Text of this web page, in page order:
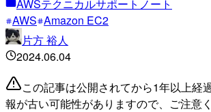
AWSテクニカルサポートノート
AWS Amazon EC2
片方 裕人
2024.06.04
この記事は公開されてから1年以上経
報が古い可能性がありますので、ご注意く